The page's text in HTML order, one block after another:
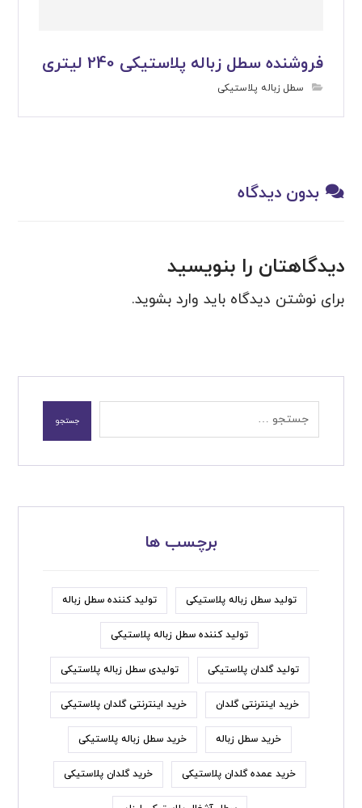
فروشنده سطل زباله پلاستیکی 240 لیتری
سطل زباله پلاستیکی
بدون دیدگاه
دیدگاهتان را بنویسید
برای نوشتن دیدگاه باید وارد بشوید.
برچسب ها
تولید سطل زباله پلاستیکی تولید کننده سطل زباله
تولید کننده سطل زباله پلاستیکی
تولید گلدان پلاستیکی تولیدی سطل زباله پلاستیکی
خرید اینترنتی گلدان خرید اینترنتی گلدان پلاستیکی
خرید سطل زباله خرید سطل زباله پلاستیکی
خرید عمده گلدان پلاستیکی خرید گلدان پلاستیکی